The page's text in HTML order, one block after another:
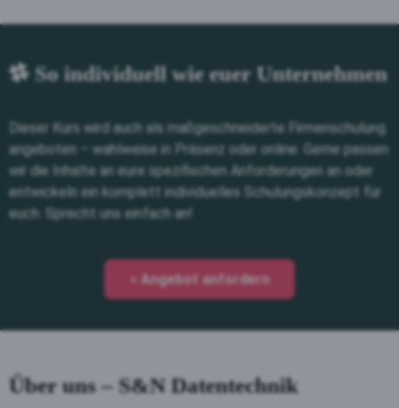
So individuell wie euer Unternehmen
Dieser Kurs wird auch als maßgeschneiderte Firmenschulung
angeboten – wahlweise in Präsenz oder online. Gerne passen
wir die Inhalte an eure spezifischen Anforderungen an oder
entwickeln ein komplett individuelles Schulungskonzept für
euch. Sprecht uns einfach an!
» Angebot anfordern
Über uns – S&N Datentechnik